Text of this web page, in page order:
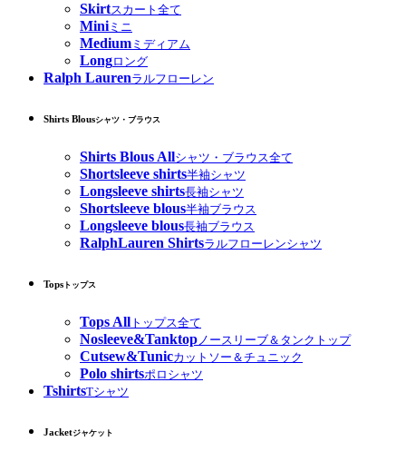
Skirtスカート全て
Miniミニ
Medium ミディアム
Longロング
Ralph Laurenラルフローレン
Shirts Blousシャツ・ブラウス
Shirts Blous Allシャツ・ブラウス全て
Shortsleeve shirts半袖シャツ
Longsleeve shirts長袖シャツ
Shortsleeve blous半袖ブラウス
Longsleeve blous長袖ブラウス
RalphLauren Shirtsラルフローレンシャツ
Tops トップス
Tops All トップス全て
Nosleeve&Tanktopノースリーブ＆タンクトップ
Cutsew&Tunicカットソー＆チュニック
Polo shirtsポロシャツ
TshirtsTシャツ
Jacketジャケット